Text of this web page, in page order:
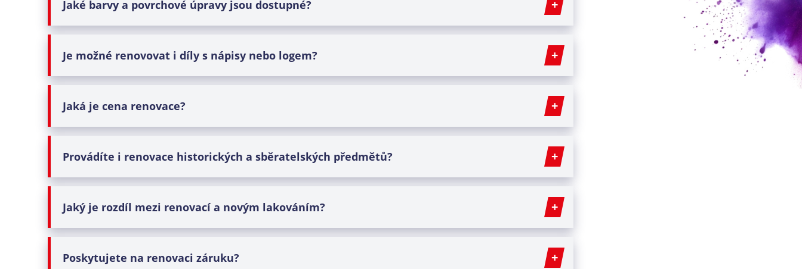
Jaké barvy a povrchové úpravy jsou dostupné?
Je možné renovovat i díly s nápisy nebo logem?
Jaká je cena renovace?
Provádíte i renovace historických a sběratelských předmětů?
Jaký je rozdíl mezi renovacía novým lakováním?
Poskytujete na renovaci záruku?